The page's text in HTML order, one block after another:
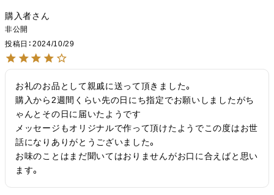
購入者
非公開
投稿日
2024/10/29
お礼のお品として親戚に送って頂きました。
購入から2週間くらい先の日にち指定でお願いしましたがち
ゃんとその日に届いたようです
メッセージもオリジナルで作って頂けたようでこの度はお世
話になりありがとうございました。
お味のことはまだ聞いてはおりませんがお口に合えばと思い
ます。